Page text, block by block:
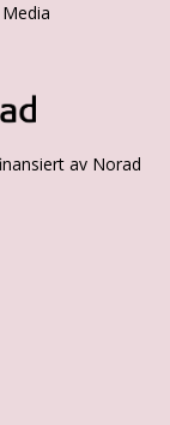
av Norad